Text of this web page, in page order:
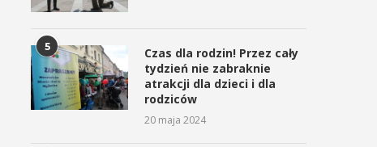
5
Czas dla rodzin! Przez cały
tydzień nie zabraknie
atrakcji dla dzieci i dla
rodziców
20 maja 2024